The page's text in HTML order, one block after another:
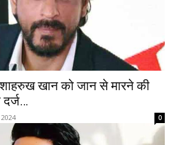
खान को जान से मारने की
दर्ज…
0